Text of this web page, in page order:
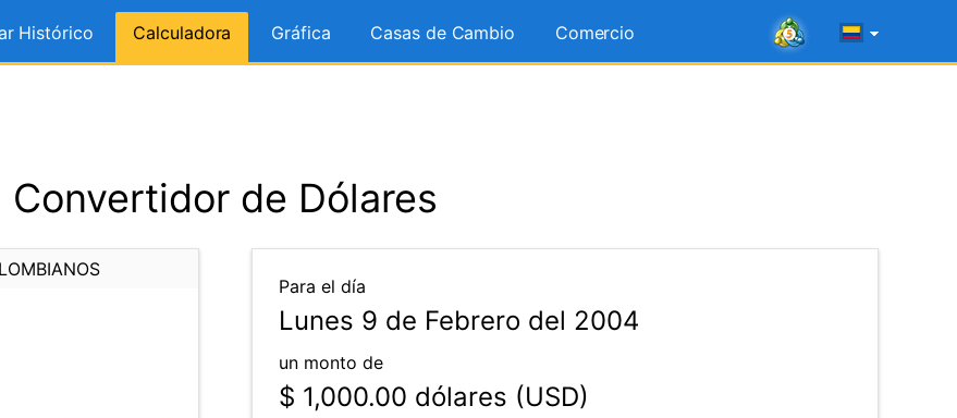
Histórico Calculadora Gráfica Casas de Cambio Comercio
Convertidor de Dólares
Para el día
Lunes 9 de Febrero del 2004
un monto de
$ 1,000.00 dólares (USD)